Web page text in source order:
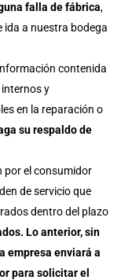
falla de fábrica,
ida a nuestra bodega
contenida
y
en la reparación o
su respaldo de
por el consumidor
de servicio que
dentro del plazo
Lo anterior, sin
empresa enviará a
para solicitar el